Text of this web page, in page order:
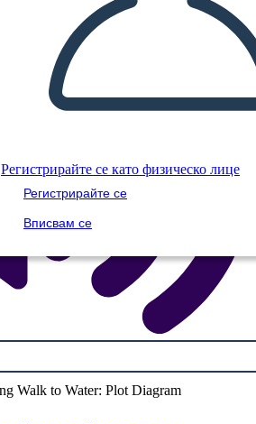
Регистрирайте се като физическо лице
Регистрирайте се
Вписвам се